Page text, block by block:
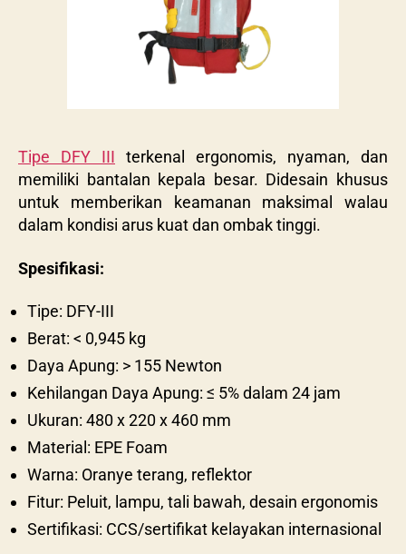
Tipe DFY III terkenal ergonomis, nyaman, dan
memiliki bantalan kepala besar. Didesain khusus
untuk memberikan keamanan maksimal walau
dalam kondisi arus kuat dan ombak tinggi.
Spesifikasi:
Tipe: DFY-III
Berat: < 0,945 kg
Daya Apung: > 155 Newton
Kehilangan Daya Apung: ≤ 5% dalam 24 jam
Ukuran: 480 x 220 x 460 mm
Material: EPE Foam
Warna: Oranye terang, reflektor
Fitur: Peluit, lampu, tali bawah, desain ergonomis
Sertifikasi: CCS/sertifikat kelayakan internasional